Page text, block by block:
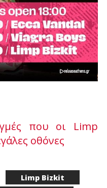
που οι Limp
οθόνες
Limp Bizkit